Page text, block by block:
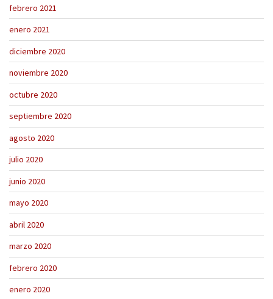
febrero 2021
enero 2021
diciembre 2020
noviembre 2020
octubre 2020
septiembre 2020
agosto 2020
julio 2020
junio 2020
mayo 2020
abril 2020
marzo 2020
febrero 2020
enero 2020